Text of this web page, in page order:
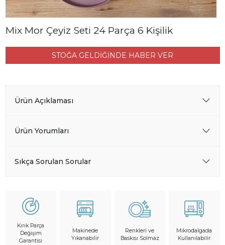
Mix Mor Çeyiz Seti 24 Parça 6 Kişilik
STOĞA GELDİĞİNDE HABER VER
Ürün Açıklaması
Ürün Yorumları
Sıkça Sorulan Sorular
Kırık Parça
Değişim
Garantisi
Makinede
Yıkanabilir
Renkleri ve
Baskısı Solmaz
Mikrodalgada
Kullanılabilir